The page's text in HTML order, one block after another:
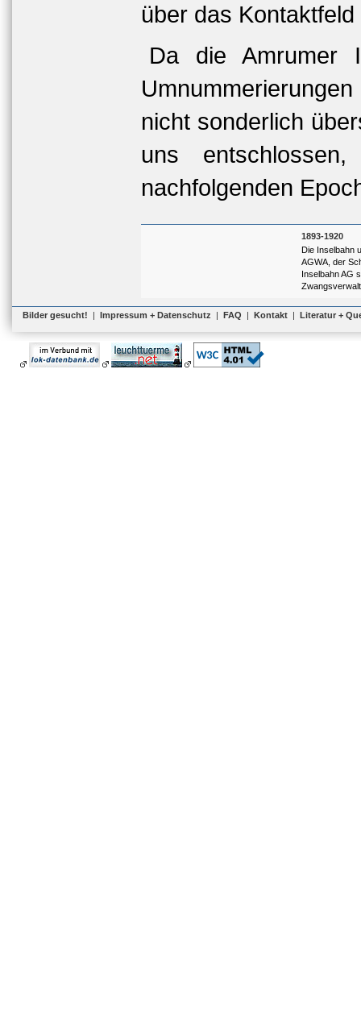
über das
Da die Amrumer
nicht sonderlich
uns
nachfolgenden
1893-1920
Die Inselbahn
AGWA, der
Inselbahn AG
Bilder gesucht! | Impressum + Datenschutz | FAQ | Kontakt | Literatur +